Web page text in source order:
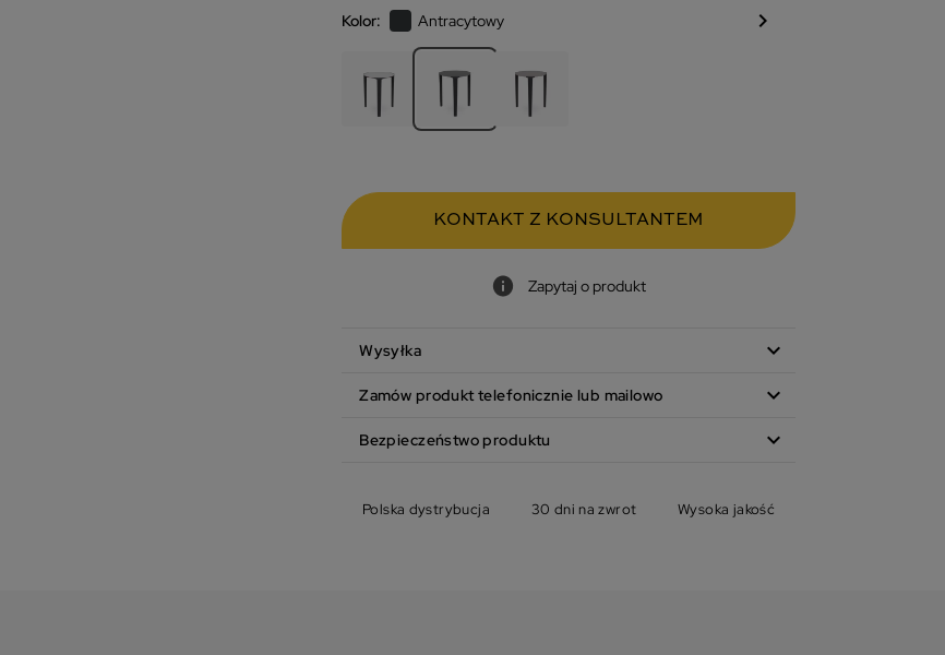
Kolor: Antracytowy chevron_right
KONTAKT Z KONSULTANTEM
Zapytaj o produkt
Wysyłka expand_more
Zamów produkt telefonicznie lub mailowo expand_more
Bezpieczeństwo produktu expand_more
Polska dystrybucja 30 dni na zwrot Wysoka jakość